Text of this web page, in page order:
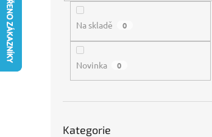
Na skladě 0
Novinka 0
kategorie
Kategorie